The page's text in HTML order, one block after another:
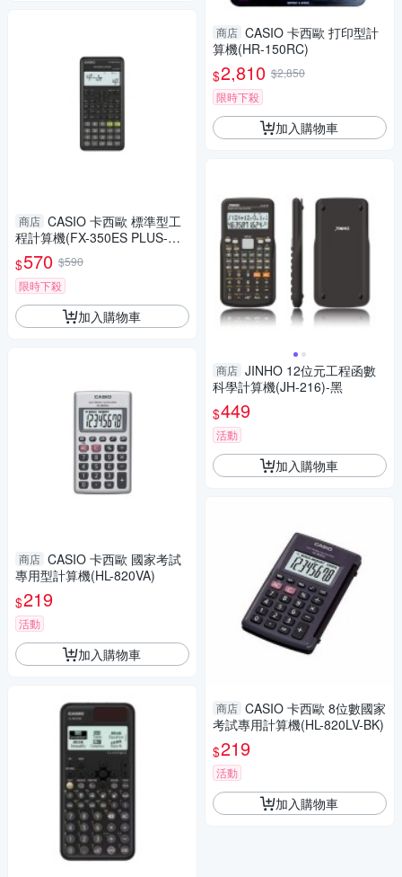
商店 CASIO 卡西歐 標準型工
程計算機(FX-350ES PLUS-W-
DTW)
$570 $590
限時下殺
加入購物車
商店 CASIO 卡西歐 國家考試
專用型計算機(HL-820VA)
$219
活動
加入購物車
商店 CASIO 卡西歐 打印型計
算機(HR-150RC)
$2,810 $2,850
限時下殺
加入購物車
商店 JINHO 12位元工程函數
科學計算機(JH-216)-黑
$449
活動
加入購物車
商店 CASIO 卡西歐 8位數國家
考試專用計算機(HL-820LV-BK)
$219
活動
加入購物車